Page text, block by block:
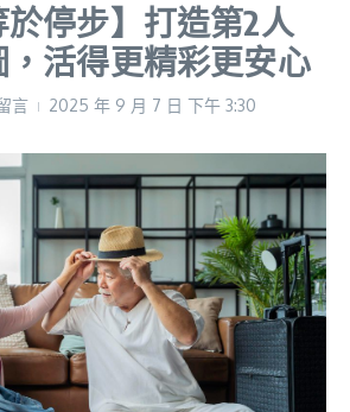
於停步】打造第2人
活得更精彩更安心
言 2025 年 9 月 7 日 下午 3:30